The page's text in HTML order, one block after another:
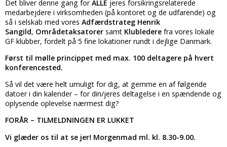
Det bliver denne gang forALLE jeres forsikringsrelaterede
medarbejdere i virksomheden (på kontoret og de udfarende) og
så i selskab med vores Adfærdstrateg Henrik
Sangild, Områdetaksatorer samt Klubledere fra vores lokale
GF klubber, fordelt på 5 fine lokationer rundt i dejlige Danmark.
Først til mølle princippet med max. 100 deltagere på hvert
konferencested.
Så vil det være helt umuligt for dig, at gemme en af følgende
datoer i din kalender – for din/jeres deltagelse i en spændende og
oplysende oplevelse nærmest dig?
FORÅR – TILMELDNINGEN ER LUKKET
Vi glæder os til at se jer! Morgenmad ml. kl. 8.30-9.00.